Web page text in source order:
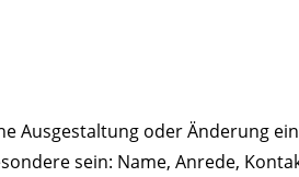
Ausgestaltung oder Änderung
sein: Name, Anrede,